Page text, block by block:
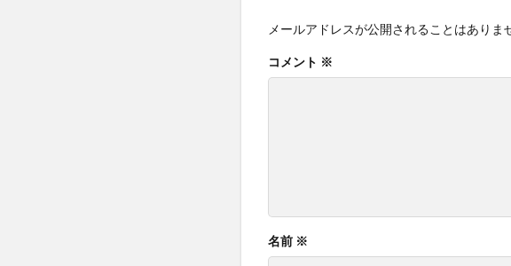
メールアドレスが公開されることはありま
コメント ※
名前 ※